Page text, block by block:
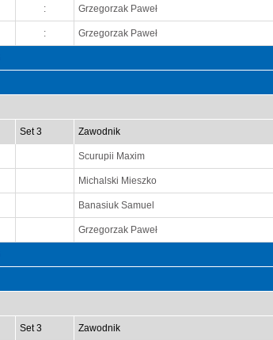
: Grzegorzak Paweł
: Grzegorzak Paweł
Set 3 Zawodnik
Scurupii Maxim
Michalski Mieszko
Banasiuk Samuel
Grzegorzak Paweł
Set 3 Zawodnik